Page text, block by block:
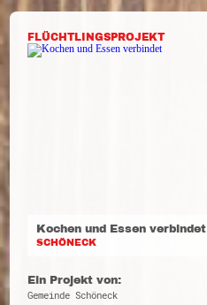
FLÜCHTLINGSPROJEKT
Kochen und Essen verbindet
SCHÖNECK
Ein Projekt von:
Gemeinde Schöneck